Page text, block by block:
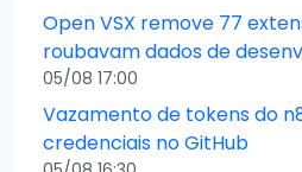
Open VSX remove 77
roubavam dados de
05/08 17:00
Vazamento de tokens do
credenciais no GitHub